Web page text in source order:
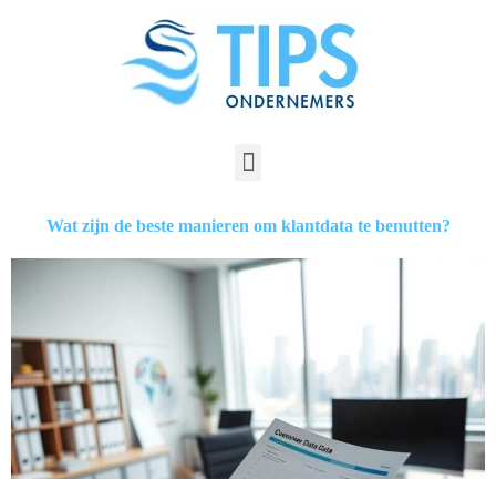
Wat zijn de beste manieren om klantdata te benutten?